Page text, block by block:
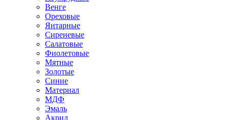
Венге
Ореховые
Янтарные
Сиреневые
Салатовые
Фиолетовые
Мятные
Золотые
Синие
Материал
МДФ
Эмаль
Акрил